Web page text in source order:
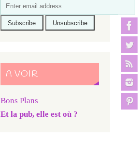
A VOIR
Bons Plans
Et la pub, elle est où ?